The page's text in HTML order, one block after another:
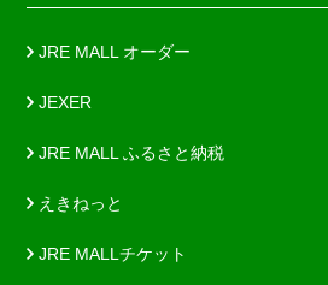
JRE MALL オーダー
JEXER
JRE MALL ふるさと納税
えきねっと
JRE MALLチケット